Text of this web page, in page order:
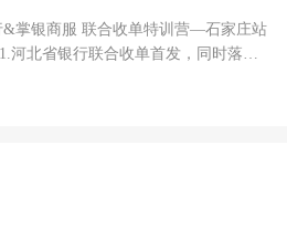
&掌银商服 联合收单特训营—石家庄站
河北省银行联合收单首发，同时落地3